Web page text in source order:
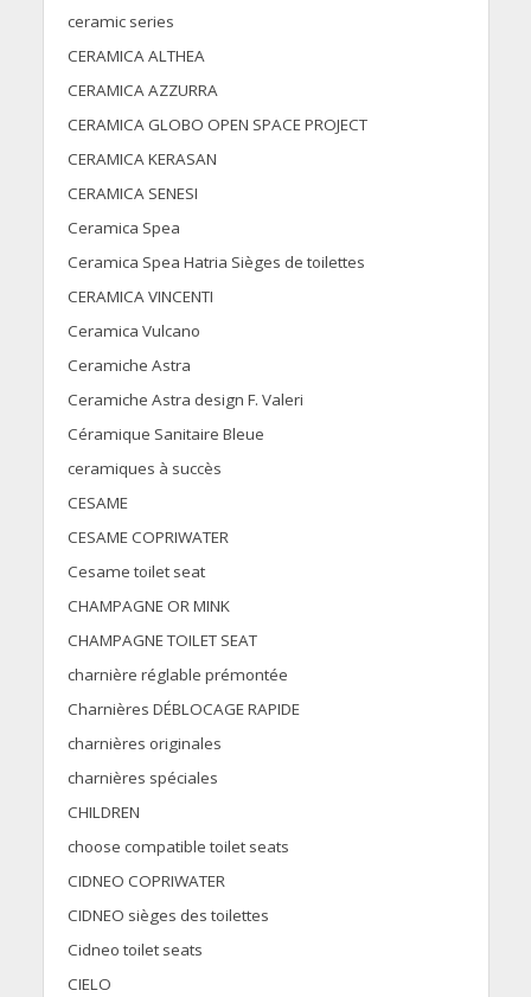
ceramic series
CERAMICA ALTHEA
CERAMICA AZZURRA
CERAMICA GLOBO OPEN SPACE PROJECT
CERAMICA KERASAN
CERAMICA SENESI
Ceramica Spea
Ceramica Spea Hatria Sièges de toilettes
CERAMICA VINCENTI
Ceramica Vulcano
Ceramiche Astra
Ceramiche Astra design F. Valeri
Céramique Sanitaire Bleue
ceramiques à succès
CESAME
CESAME COPRIWATER
Cesame toilet seat
CHAMPAGNE OR MINK
CHAMPAGNE TOILET SEAT
charnière réglable prémontée
Charnières DÉBLOCAGE RAPIDE
charnières originales
charnières spéciales
CHILDREN
choose compatible toilet seats
CIDNEO COPRIWATER
CIDNEO sièges des toilettes
Cidneo toilet seats
CIELO